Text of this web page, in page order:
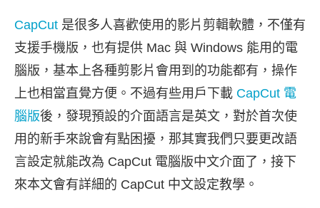
CapCut 是很多人喜歡使用的影片剪輯軟體，不僅有
支援手機版，也有提供 Mac 與 Windows 能用的電
腦版，基本上各種剪影片會用到的功能都有，操作
上也相當直覺方便。不過有些用戶下載 CapCut 電
腦版後，發現預設的介面語言是英文，對於首次使
用的新手來說會有點困擾，那其實我們只要更改語
言設定就能改為 CapCut 電腦版中文介面了，接下
來本文會有詳細的 CapCut 中文設定教學。